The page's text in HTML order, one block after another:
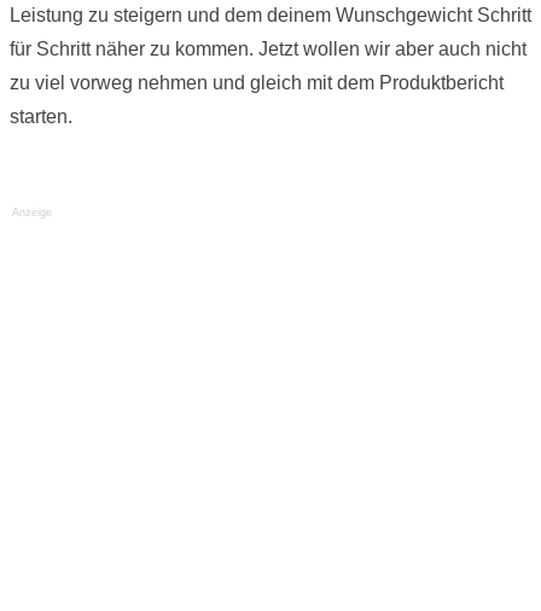
Leistung zu steigern und dem deinem Wunschgewicht Schritt
für Schritt näher zu kommen. Jetzt wollen wir aber auch nicht
zu viel vorweg nehmen und gleich mit dem Produktbericht
starten.
Anzeige